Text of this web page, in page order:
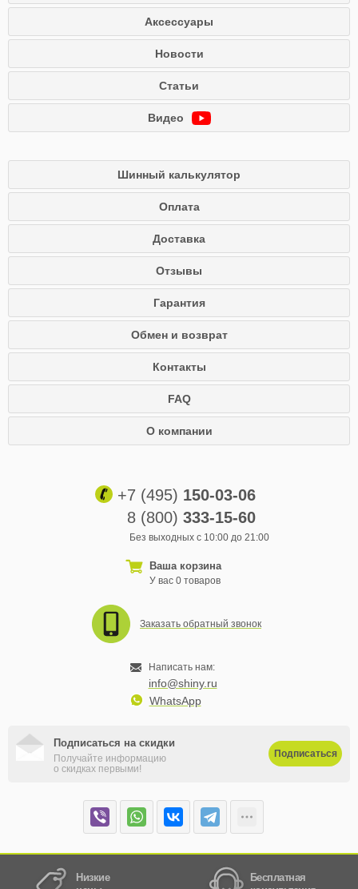
Аксессуары
Новости
Статьи
Видео
Шинный калькулятор
Оплата
Доставка
Отзывы
Гарантия
Обмен и возврат
Контакты
FAQ
О компании
+7 (495) 150-03-06
8 (800) 333-15-60
Без выходных с 10:00 до 21:00
Ваша корзина
У вас 0 товаров
Заказать обратный звонок
Написать нам:
info@shiny.ru
WhatsApp
Подписаться на скидки
Получайте информацию
о скидках первыми!
Подписаться
Низкие
Бесплатная